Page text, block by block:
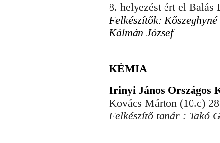
8. helyezést ért el Balás
Felkészítők:
Kálmán József
KÉMIA
Irinyi János Országos
Kovács Márton (10.c)
Felkészítő tanár : Takó